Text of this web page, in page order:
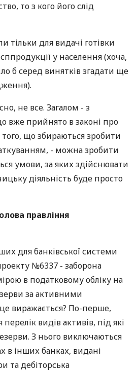
то з кого його слід
тільки для видачі готівки
у населення (хоча,
б серед винятків згадати ще
не все. Загалом - з
вже прийнято в законі про
що збираються зробити
- можна зробити
умови, за яких здійснювати
діяльність буде просто
правління
для банківської системи
№6337 - заборона
в податковому обліку на
за активними
виражається? По-перше,
видів активів, під які
З нього виключаються
в інших банках, видані
та дебіторська